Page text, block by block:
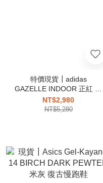
特價現貨┃adidas
GAZELLE INDOOR 正紅 麂
皮 膠底
NT$2,980
NT$5,280